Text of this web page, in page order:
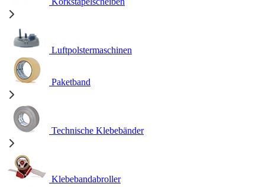
Luftpolstermaschinen
Paketband
Technische Klebebänder
Klebebandabroller